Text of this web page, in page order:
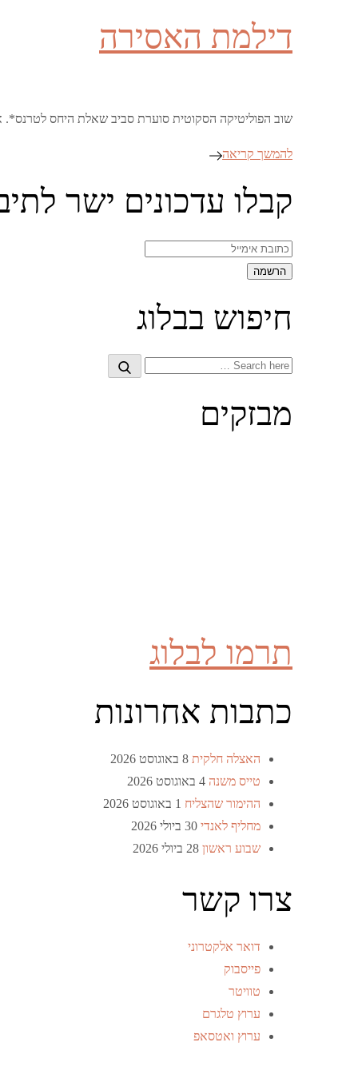
דילמת האסירה
שוב הפוליטיקה הסקוטית סוערת סביב שאלת היחס לטרנס*.
להמשך קריאה
קבלו עדכונים ישר
חיפוש בבלוג
Search
Search
מבזקים
תרמו לבלוג
כתבות אחרונות
האצלה חלקית 8 באוגוסט 2026
טייס משנה 4 באוגוסט 2026
ההימור שהצליח 1 באוגוסט 2026
מחליף לאנדי 30 ביולי 2026
שבוע ראשון 28 ביולי 2026
צרו קשר
דואר אלקטרוני
פייסבוק
טוויטר
ערוץ טלגרם
ערוץ ואטסאפ